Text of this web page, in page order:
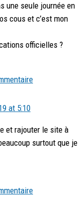
une seule journée en
cous et c’est mon
officielles ?
at 5:10
et rajouter le site à
surtout que je